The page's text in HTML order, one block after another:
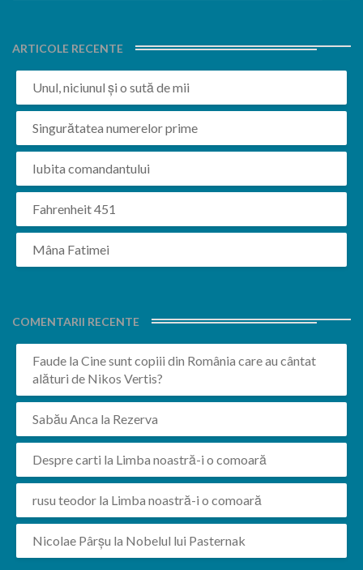
ARTICOLE RECENTE
Unul, niciunul și o sută de mii
Singurătatea numerelor prime
Iubita comandantului
Fahrenheit 451
Mâna Fatimei
COMENTARII RECENTE
Faude la Cine sunt copiii din România care au cântat
alături de Nikos Vertis?
Sabău Anca la Rezerva
Despre carti la Limba noastră-i o comoară
rusu teodor la Limba noastră-i o comoară
Nicolae Pârșu la Nobelul lui Pasternak